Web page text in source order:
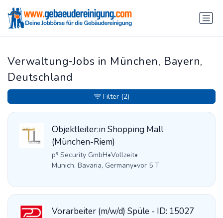
Verwaltung-Jobs in München, Bayern,
Deutschland
Objektleiter:in Shopping Mall
(München-Riem)
p³ Security GmbH•Vollzeit•
Munich, Bavaria, Germany•vor 5 T
Vorarbeiter (m/w/d) Spüle - ID: 15027
Filter (2)